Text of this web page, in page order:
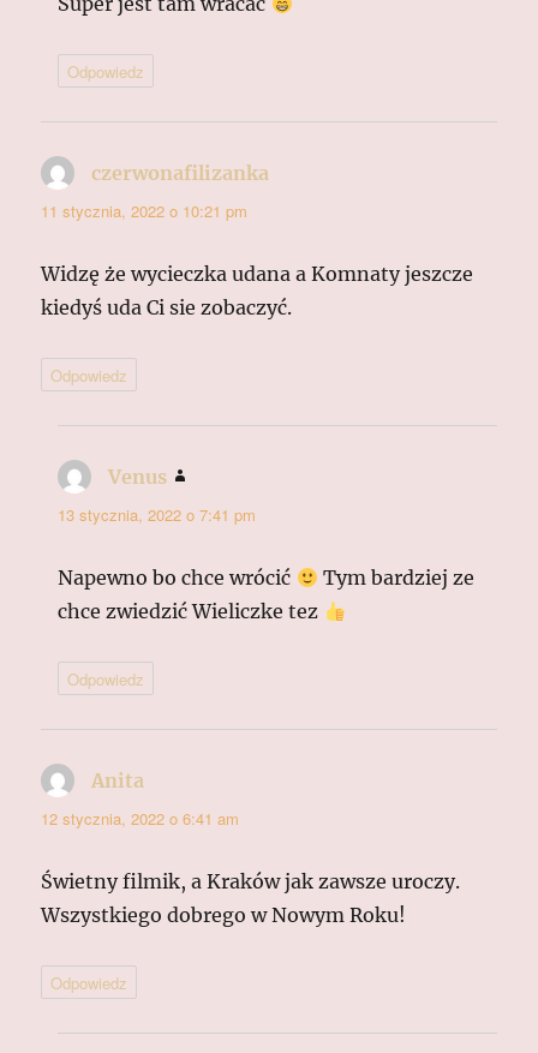
Odpowiedz
czerwonafilizanka
11 stycznia, 2022 o 10:21 pm
Widzę że wycieczka udana a Komnaty jeszcze
kiedyś uda Ci sie zobaczyć.
Odpowiedz
Venus
13 stycznia, 2022 o 7:41 pm
Napewno bo chce wrócić
Tym bardziej ze
chce zwiedzić Wieliczke tez
Odpowiedz
Anita
12 stycznia, 2022 o 6:41 am
Świetny filmik, a Kraków jak zawsze uroczy.
Wszystkiego dobrego w Nowym Roku!
Odpowiedz